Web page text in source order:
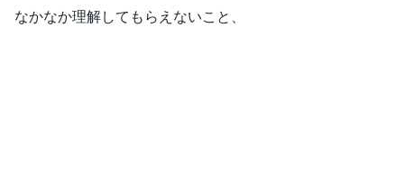
なかなか理解してもらえないこと、